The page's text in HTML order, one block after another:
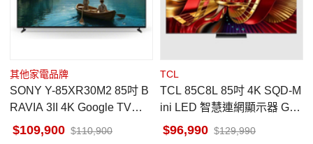
其他家電品牌
SONY Y-85XR30M2 85吋 B
RAVIA 3II 4K Google TV顯
示器 泰國製
109,900 110,900
TCL
TCL 85C8L 85吋 4K SQD-M
ini LED 智慧連網顯示器 Goo
gle TV
96,990 129,990